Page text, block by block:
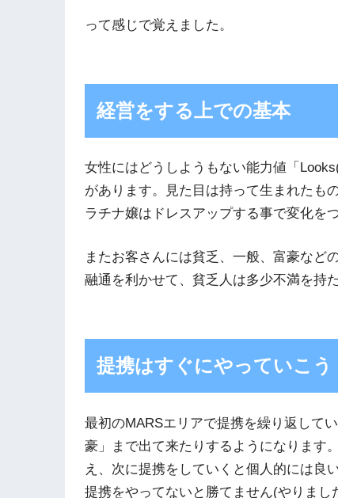
って感じで覚えました。
経営をする上での基本
女性にはどうしようもない能力値「
があります。見た目は持って生まれたも
ラチナ嬢はドレスアップする事で変化を
またお客さんには貧乏、一般、富豪など
融通を利かせて、貧乏人は多少不満を持
提携はすぐにやっていこう
最初のMARSエリアで提携を繰り返して
豪」まで出て来たりするようになります
え、次に提携をしていくと個人的には良
提携をやってないと勝てません(やりまし